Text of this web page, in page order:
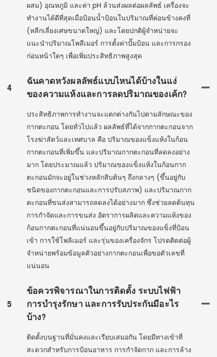
ผสม) อุณหภูมิ และค่า pH ล้วนส่งผลต่อผลลัพธ์ เครื่องจะ
ทำงานได้ดีที่สุดเมื่อป้อนน้ำป้อนในปริมาณที่ค่อนข้างคงที่
(หลีกเลี่ยงเศษขนาดใหญ่) และโดยปกติผู้จำหน่ายจะ
แนะนำปริมาณโพลีเมอร์ การตั้งค่าปั๊มป้อน และการกรอง
ก่อนหน้าใดๆ เพื่อเพิ่มประสิทธิภาพสูงสุด
4
ฉันคาดหวังผลลัพธ์แบบไหนได้บ้างในแง่
ของความแห้งและการลดปริมาณของเค้ก?
ประสิทธิภาพการทำงานจะแตกต่างกันไปตามลักษณะของ
กากตะกอน โดยทั่วไปแล้ว ผลลัพธ์ที่ได้จากกากตะกอนจาก
โรงฆ่าสัตว์และเทศบาล คือ ปริมาณของแข็งแห้งในก้อน
กากตะกอนที่เพิ่มขึ้น และปริมาณกากตะกอนที่ลดลงอย่าง
มาก โดยประมาณแล้ว ปริมาณของแข็งแห้งในก้อนกาก
ตะกอนมักจะอยู่ในช่วงหลักสิบต้นๆ ถึงกลางๆ (ขึ้นอยู่กับ
ชนิดของกากตะกอนและการปรับสภาพ) และปริมาณกาก
ตะกอนที่ขนส่งสามารถลดลงได้อย่างมาก ซึ่งช่วยลดต้นทุน
การกำจัดและการขนส่ง อัตราการผลิตและความแห้งของ
ก้อนกากตะกอนที่แน่นอนขึ้นอยู่กับปริมาณของแข็งที่ป้อน
เข้า การใช้โพลิเมอร์ และรุ่นของเครื่องจักร โปรดติดต่อผู้
จำหน่ายพร้อมข้อมูลตัวอย่างกากตะกอนเพื่อขอตัวเลขที่
แน่นอน
5
ข้อควรพิจารณาในการติดตั้ง ระบบไฟฟ้า
การบำรุงรักษา และการรับประกันมีอะไร
บ้าง?
ติดตั้งบนฐานที่มั่นคงและเรียบเสมอกัน โดยมีทางเข้าที่
สะดวกสำหรับการป้อนอาหาร การกำจัดกาก และการล้าง